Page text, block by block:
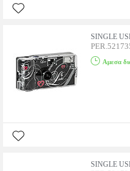
SINGLE
Αμεσα
SINGLE